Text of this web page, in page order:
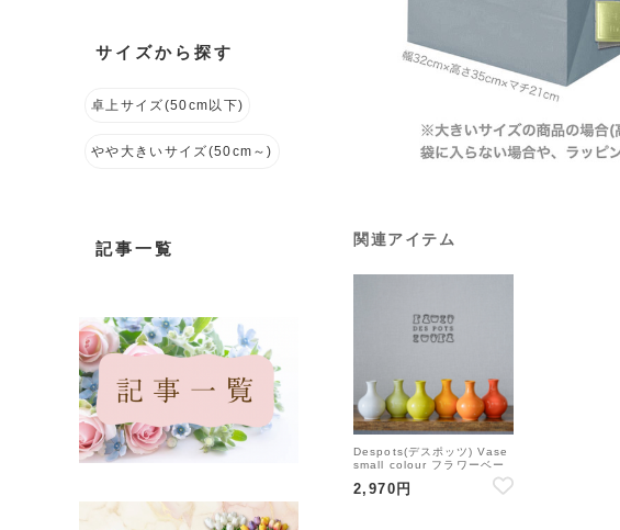
関連アイテム
Despots(デスポッツ) Vase
small colour フラワーベー
ス Ｓ 花瓶 陶器 シンプル カ
ラフル
2,970円
サイズから探す
卓上サイズ(50cm以下)
やや大きいサイズ(50cm～)
記事一覧